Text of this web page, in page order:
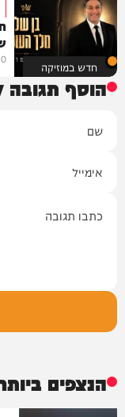
חדש במוזיקה
הוסף
הנצפים